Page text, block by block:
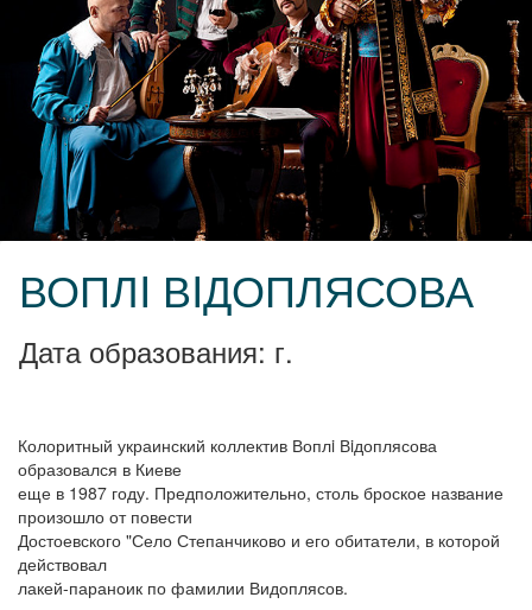
ВОПЛI ВIДОПЛЯСОВА
Дата образования: г.
Колоритный украинский коллектив Воплi Вiдоплясова
образовался в Киеве
еще в 1987 году. Предположительно, столь броское название
произошло от повести
Достоевского "Село Степанчиково и его обитатели, в которой
действовал
лакей-параноик по фамилии Видоплясов.